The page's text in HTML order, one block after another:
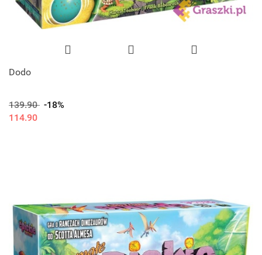
Dodo
139.90 -18%
114.90